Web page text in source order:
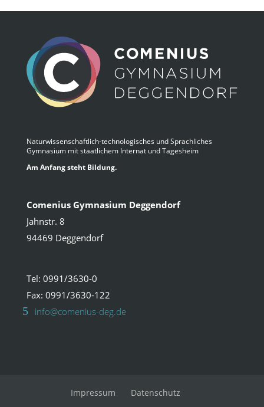
Naturwissenschaftlich-technologisches und Sprachliches
Gymnasium mit staatlichem Internat und Tagesheim
Am Anfang steht Bildung.
Comenius Gymnasium Deggendorf
Jahnstr. 8
94469 Deggendorf
Tel: 0991/3630-0
Fax: 0991/3630-122
info@comenius-deg.de
Impressum Datenschutz